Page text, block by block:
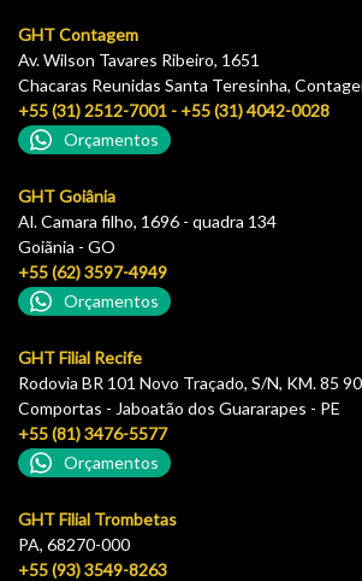
GHT Contagem
Av. Wilson Tavares Ribeiro, 1651
Chacaras Reunidas Santa Teresinha,
+55 (31) 2512-7001 - +55 (31) 4042-0028
Orçamentos
GHT Goiânia
Al. Camara filho, 1696 - quadra 134
Goiãnia - GO
+55 (62) 3597-4949
Orçamentos
GHT Filial Recife
Rodovia BR 101 Novo Traçado, S/N, KM. 85 90
Comportas - Jaboatão dos Guararapes - PE
+55 (81) 3476-5577
Orçamentos
GHT Filial Trombetas
PA, 68270-000
+55 (93) 3549-8263